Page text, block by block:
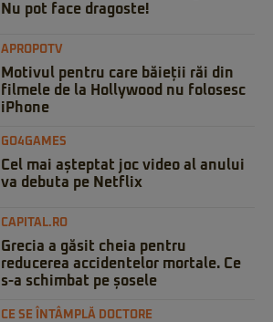
Nu pot face dragoste!
APROPOTV
Motivul pentru care băieții răi din
filmele de la Hollywood nu folosesc
iPhone
GO4GAMES
Cel mai așteptat joc video al anului
va debuta pe Netflix
CAPITAL.RO
Grecia a găsit cheia pentru
reducerea accidentelor mortale. Ce
s-a schimbat pe șosele
CE SE ÎNTÂMPLĂ DOCTORE